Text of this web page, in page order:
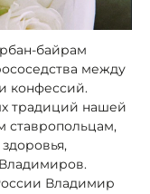
байрам
между
конфессий.
традиций нашей
ставропольцам,
Владимир